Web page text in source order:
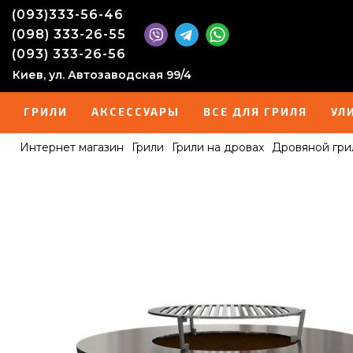
(093)333-56-46
(098) 333-26-55
(093) 333-26-56
Киев, ул. Автозаводская 99/4
ГРИЛИ АКСЕССУАРЫ ВСЕ ДЛЯ ГРИЛЯ
Интернет магазин Грили Грили на дровах Дровяной